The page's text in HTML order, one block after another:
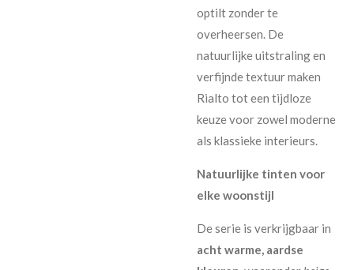
optilt zonder te
overheersen. De
natuurlijke uitstraling en
verfijnde textuur maken
Rialto tot een tijdloze
keuze voor zowel moderne
als klassieke interieurs.
Natuurlijke tinten voor
elke woonstijl
De serie is verkrijgbaar in
acht warme, aardse